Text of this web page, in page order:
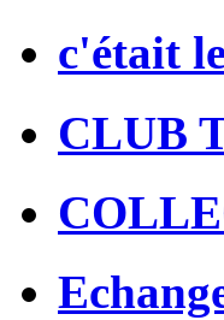
c'était
CLUB